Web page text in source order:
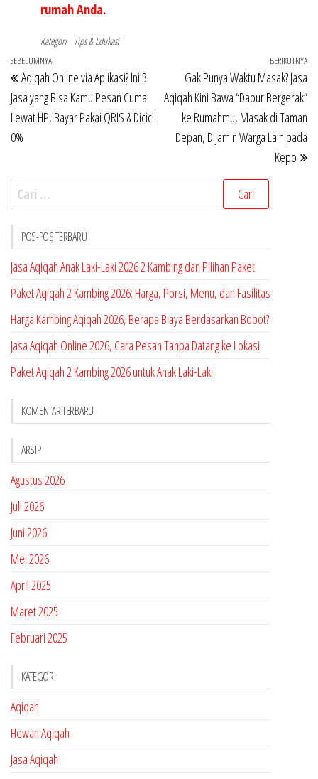
rumah Anda.
Kategori Tips & Edukasi
Navigasi
pos
Pos
Sebelumnya
SEBELUMNYA
Aqiqah Online via Aplikasi? Ini 3
Jasa yang Bisa Kamu Pesan Cuma
Lewat HP, Bayar Pakai QRIS & Dicicil
0%
BERIKUTNYA
Gak Punya Waktu Masak? Jasa
Aqiqah Kini Bawa “Dapur Bergerak”
ke Rumahmu, Masak di Taman
Depan, Dijamin Warga Lain pada
Kepo
Cari
untuk:
POS-POS TERBARU
Jasa Aqiqah Anak Laki-Laki 2026 2 Kambing dan Pilihan Paket
Paket Aqiqah 2 Kambing 2026: Harga, Porsi, Menu, dan Fasilitas
Harga Kambing Aqiqah 2026, Berapa Biaya Berdasarkan Bobot?
Jasa Aqiqah Online 2026, Cara Pesan Tanpa Datang ke Lokasi
Paket Aqiqah 2 Kambing 2026 untuk Anak Laki-Laki
KOMENTAR TERBARU
ARSIP
Agustus 2026
Juli 2026
Juni 2026
Mei 2026
April 2025
Maret 2025
Februari 2025
KATEGORI
Aqiqah
Hewan Aqiqah
Jasa Aqiqah